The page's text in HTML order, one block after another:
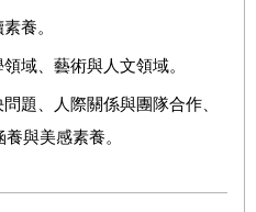
養。
域、藝術與人文領域。
題、人際關係與團隊合作、
與美感素養。